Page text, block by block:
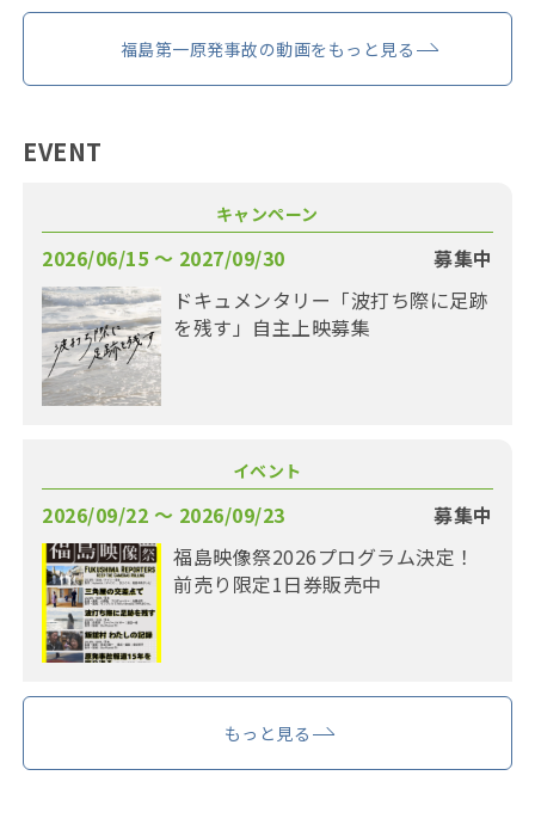
福島第一原発事故の動画をもっと見る
EVENT
キャンペーン
2026/06/15 〜 2027/09/30
募集中
ドキュメンタリー「波打ち際に足跡
を残す」自主上映募集
イベント
2026/09/22 〜 2026/09/23
募集中
福島映像祭2026プログラム決定！
前売り限定1日券販売中
もっと見る